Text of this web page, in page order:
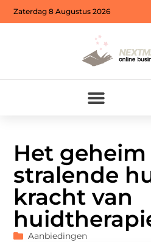
Zaterdag 8 Augustus 2026
Het
stralende
kracht van
Aanbiedingen